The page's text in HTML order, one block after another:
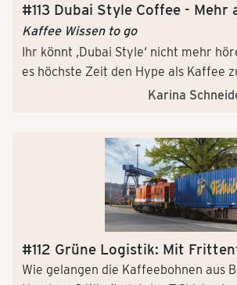
#113 Dubai Style Coffee - Mehr
TikTok Trend?
Kaffee Wissen to go
Ihr könnt ‚Dubai Style‘ nicht mehr
es höchste Zeit den Hype als Kaffee
Und das, zugegebenermaßen, im
auf die Spur und geben euch heiße
Dubai Style Coffee zuhause
ihr alle Sinne beisammen? Dann auf
Podcast-Hyperraum!
Karina
#112 Grüne Logistik: Mit
Fußabdruck verringern?
Wie gelangen die Kaffeebohnen aus